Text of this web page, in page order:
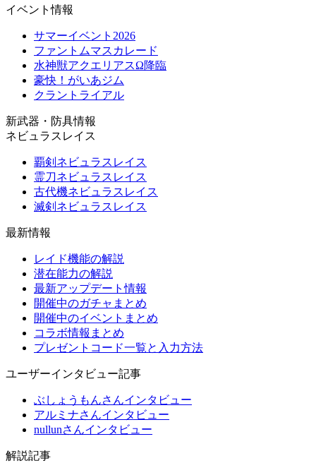
イベント情報
サマーイベント2026
ファントムマスカレード
水神獣アクエリアスΩ降臨
豪快！がいあジム
クラントライアル
新武器・防具情報
ネビュラスレイス
覇剣ネビュラスレイス
霊刀ネビュラスレイス
古代機ネビュラスレイス
滅剣ネビュラスレイス
最新情報
レイド機能の解説
潜在能力の解説
最新アップデート情報
開催中のガチャまとめ
開催中のイベントまとめ
コラボ情報まとめ
プレゼントコード一覧と入力方法
ユーザーインタビュー記事
ぶしょうもんさんインタビュー
アルミナさんインタビュー
nullunさんインタビュー
解説記事